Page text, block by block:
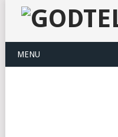
MENU